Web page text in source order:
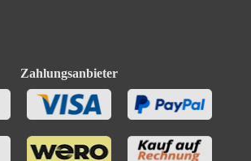
Zahlungsanbieter